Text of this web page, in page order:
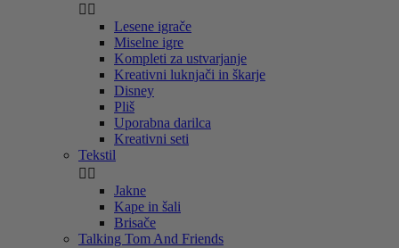
 
Lesene igrače
Miselne igre
Kompleti za ustvarjanje
Kreativni luknjači in škarje
Disney
Pliš
Uporabna darilca
Kreativni seti
Tekstil
 
Jakne
Kape in šali
Brisače
Talking Tom And Friends